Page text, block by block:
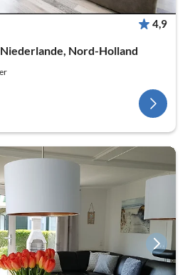
4,9
Nord-Holland